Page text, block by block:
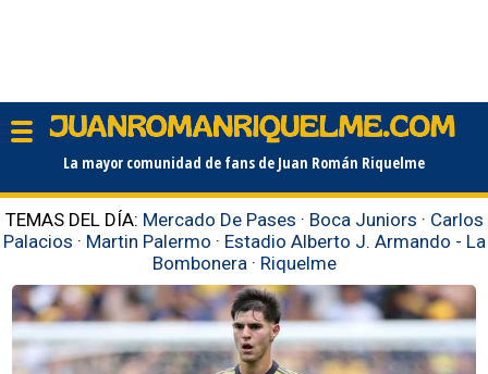
La mayor comunidad de fans de Juan Román Riquelme
TEMAS DEL DÍA: Mercado De Pases · Boca Juniors · Carlos
Palacios · Martin Palermo · Estadio Alberto J. Armando - La
Bombonera · Riquelme